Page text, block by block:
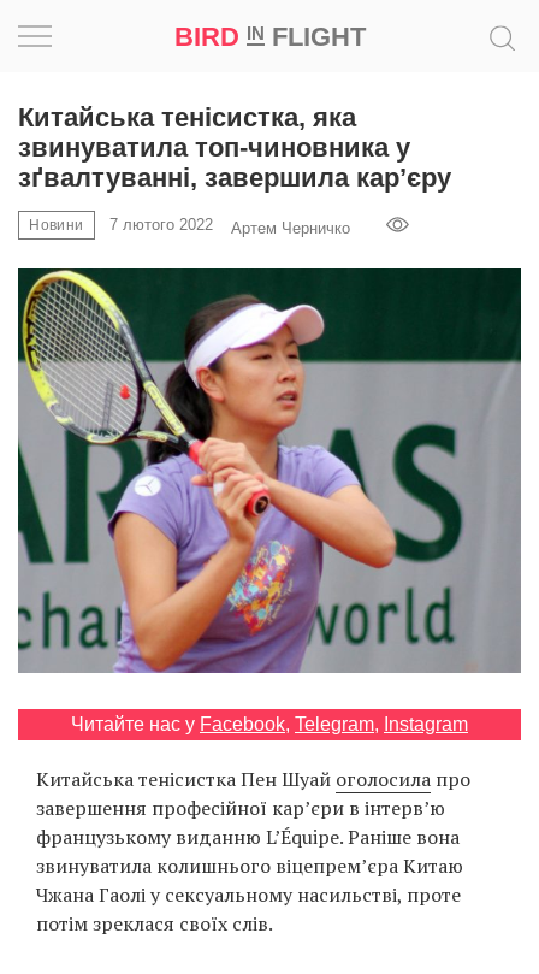
BIRD INFLIGHT
Китайська тенісистка, яка
звинуватила топ-чиновника у
зґвалтуванні, завершила кар’єру
Новини 7 лютого 2022 Артем Черничко
Читайте нас у Facebook, Telegram, Instagram
Китайська тенісистка Пен Шуай оголосила про
завершення професійної кар’єри в інтерв’ю
французькому виданню L’Équipe. Раніше вона
звинуватила колишнього віцепрем’єра Китаю
Чжана Гаолі у сексуальному насильстві, проте
потім зреклася своїх слів.